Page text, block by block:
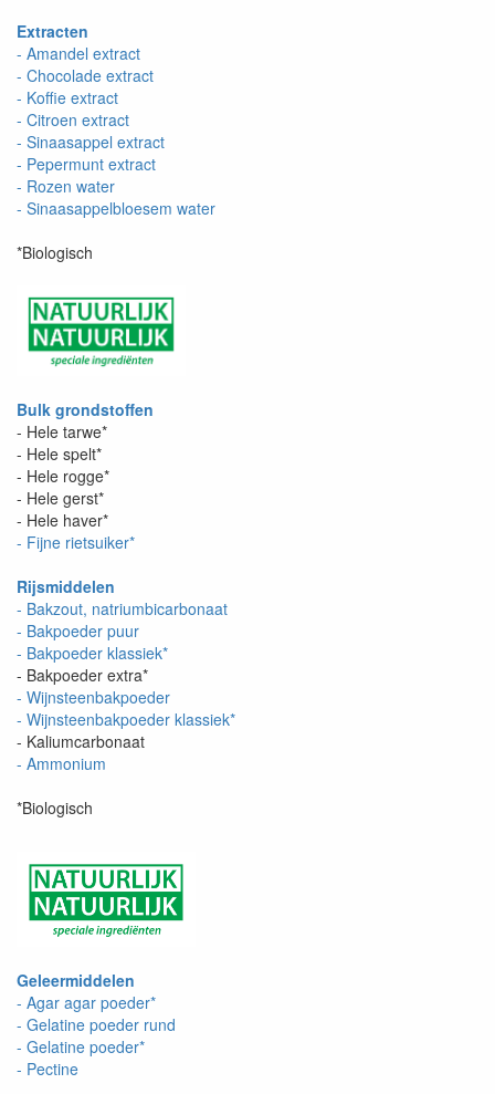
Extracten
- Amandel extract
- Chocolade extract
- Koffie extract
- Citroen extract
- Sinaasappel extract
- Pepermunt extract
- Rozen water
- Sinaasappelbloesem water
*Biologisch
Bulk grondstoffen
- Hele tarwe*
- Hele spelt*
- Hele rogge*
- Hele gerst*
- Hele haver*
- Fijne rietsuiker*
Rijsmiddelen
- Bakzout, natriumbicarbonaat
- Bakpoeder puur
- Bakpoeder klassiek*
- Bakpoeder extra*
- Wijnsteenbakpoeder
- Wijnsteenbakpoeder klassiek*
- Kaliumcarbonaat
- Ammonium
*Biologisch
Geleermiddelen
- Agar agar poeder*
- Gelatine poeder rund
- Gelatine poeder*
- Pectine